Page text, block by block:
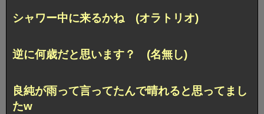
シャワー中に来るかね (オラトリオ)
逆に何歳だと思います？ (名無し)
良純が雨って言ってたんで晴れると思ってまし
たw